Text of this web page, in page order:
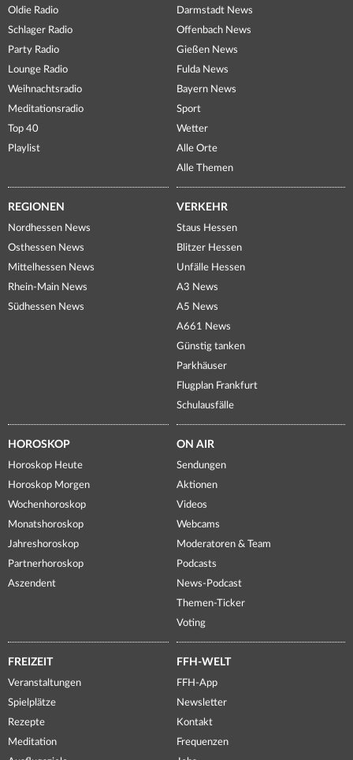
Oldie Radio
Schlager Radio
Party Radio
Lounge Radio
Weihnachtsradio
Meditationsradio
Top 40
Playlist
Darmstadt News
Offenbach News
Gießen News
Fulda News
Bayern News
Sport
Wetter
Alle Orte
Alle Themen
REGIONEN
Nordhessen News
Osthessen News
Mittelhessen News
Rhein-Main News
Südhessen News
VERKEHR
Staus Hessen
Blitzer Hessen
Unfälle Hessen
A3 News
A5 News
A661 News
Günstig tanken
Parkhäuser
Flugplan Frankfurt
Schulausfälle
HOROSKOP
Horoskop Heute
Horoskop Morgen
Wochenhoroskop
Monatshoroskop
Jahreshoroskop
Partnerhoroskop
Aszendent
ON AIR
Sendungen
Aktionen
Videos
Webcams
Moderatoren & Team
Podcasts
News-Podcast
Themen-Ticker
Voting
FREIZEIT
Veranstaltungen
Spielplätze
Rezepte
Meditation
FFH-WELT
FFH-App
Newsletter
Kontakt
Frequenzen